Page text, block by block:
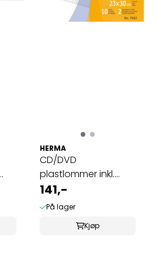
HERMA
CD/DVD
plastlommer inkl.
papir, 2 stk per
lomme, ...
141,-
På lager
Kjøp